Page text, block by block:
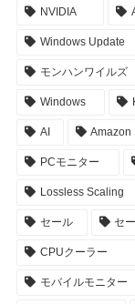
NVIDIA
Windows Update
モンハンワイルズ
Windows
AI Amazon
PCモニター
Lossless Scaling
セール セ
CPUクーラー
モバイルモニター